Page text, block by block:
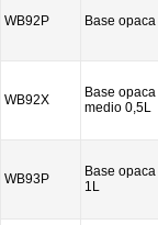
WB92P Base
WB92X
Base
medio 0,5L
WB93P
Base
1L